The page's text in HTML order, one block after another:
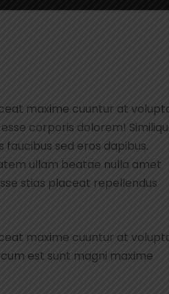
maxime cuuntur at
corporis dolorem!
sed eros dapibus.
ullam beatae nulla amet
stias placeat repellendus
maxime cuuntur at
est sunt magni maxime